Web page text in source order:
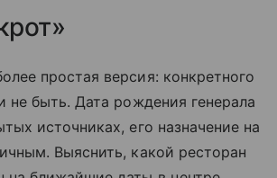
простая версия: конкретного
не быть. Дата рождения генерала
источниках, его назначение на
Выяснить, какой ресторан